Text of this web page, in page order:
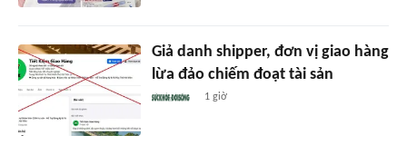
Giả danh shipper, đơn vị giao hàng
lừa đảo chiếm đoạt tài sản
1 giờ